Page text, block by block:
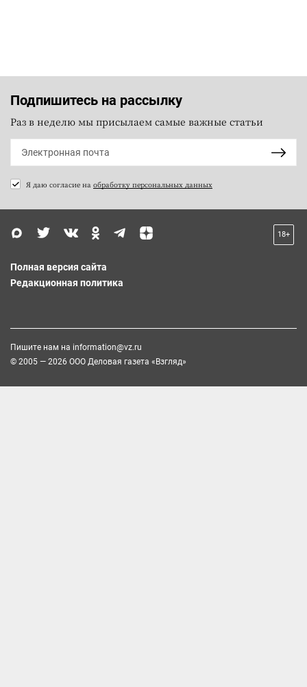
Подпишитесь на рассылку
Раз в неделю мы присылаем самые важные статьи
Я даю согласие на обработку персональных данных
18+
Полная версия сайта
Редакционная политика
Пишите нам на information@vz.ru
© 2005 — 2026 ООО Деловая газета «Взгляд»